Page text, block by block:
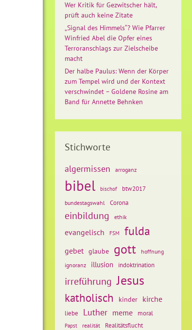
Wer Kritik für Gezwitscher hält,
prüft auch keine Zitate
„Signal des Himmels“? Wie Pfarrer
Winfried Abel die Opfer eines
Terroranschlags zur Zielscheibe
macht
Der halbe Paulus: Wenn der Körper
zum Tempel wird und der Kontext
verschwindet – Goldene Rosine am
Band für Annette Behnken
Stichworte
algermissen arroganz
bibel bischof btw2017
bundestagswahl Corona
einbildung ethik
evangelisch FSM fulda
gebet glaube gott
hoffnung
ignoranz
illusion indoktrination
irreführung Jesus
katholisch kinder kirche
liebe Luther meme moral
Papst realität Realitätsflucht